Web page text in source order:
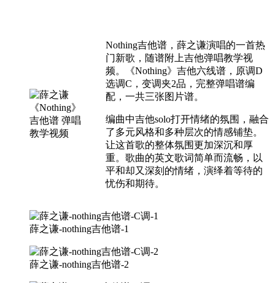
Nothing吉他谱，薛之谦演唱的一首热
门新歌，随谱附上吉他弹唱教学视
频。《Nothing》吉他六线谱，原调D
选调C，变调夹2品，完整弹唱谱编
配，一共三张图片谱。
编曲中吉他solo打开情绪的氛围，融合
了多元风格和多种层次的情感铺垫。
让这首歌的整体氛围更加深沉和厚
重。歌曲的英文歌词简单而流畅，以
平和却又深刻的情绪，演绎着等待的
忧伤和期待。
薛之谦-nothing吉他谱-1
薛之谦-nothing吉他谱-2